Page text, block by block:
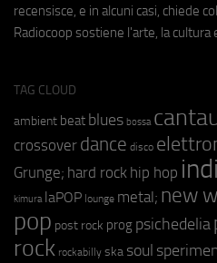
recensisce, e in alcuni casi, chiede
Radiocoop sostiene l'arte, la cultura
TAG CLOUD
ambient beat blues bossa
crossover dance disco
Grunge; hard rock hip hop
kimura laPOP lounge metal; new
pop post rock prog psichedelia
rock rockabilly ska soul